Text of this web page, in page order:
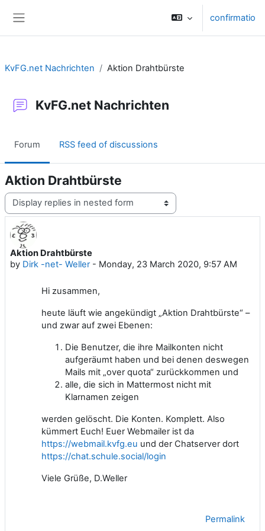
confirmatio
KvFG.net Nachrichten Aktion Drahtbürste
KvFG.net Nachrichten
Forum RSS feed of discussions
Aktion Drahtbürste
Display mode
Aktion Drahtbürste
by Dirk -net- Weller- Monday, 23 March 2020, 9:57 AM
Number of replies: 0
Hi zusammen,
heute läuft wie angekündigt „Aktion Drahtbürste“ –
und zwar auf zwei Ebenen:
Die Benutzer, die ihre Mailkonten nicht
aufgeräumt haben und bei denen deswegen
Mails mit „over quota“ zurückkommen und
alle, die sich in Mattermost nicht mit
Klarnamen zeigen
werden gelöscht. Die Konten. Komplett. Also
kümmert Euch! Euer Webmailer ist da
https://webmail.kvfg.eu und der Chatserver dort
https://chat.schule.social/login
Viele Grüße, D.Weller
Permalink